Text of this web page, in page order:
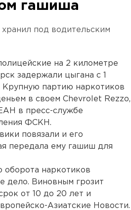
гашиша
под водительским
на 2 километре
задержали цыгана с 1
партию наркотиков
в своем Chevrolet Rezzo,
в пресс-службе
ФСКН.
повязали и его
передала ему гашиш для
оборота наркотиков
дело. Виновным грозит
от 10 до 20 лет и
Азиатские Новости.